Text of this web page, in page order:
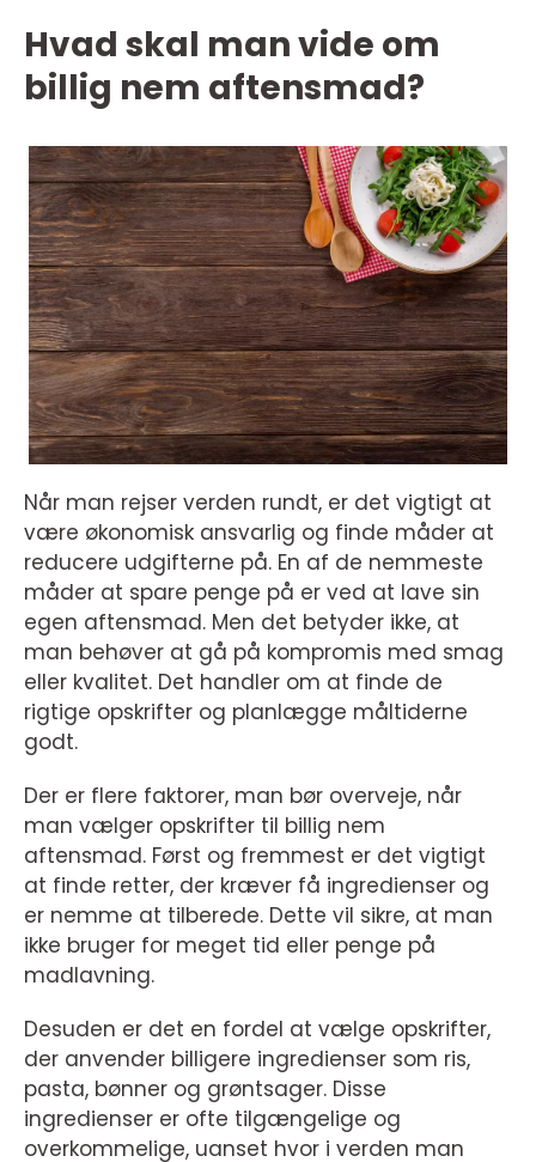
Hvad skal man vide om
billig nem aftensmad?
Når man rejser verden rundt, er det vigtigt at
være økonomisk ansvarlig og finde måder at
reducere udgifterne på. En af de nemmeste
måder at spare penge på er ved at lave sin
egen aftensmad. Men det betyder ikke, at
man behøver at gå på kompromis med smag
eller kvalitet. Det handler om at finde de
rigtige opskrifter og planlægge måltiderne
godt.
Der er flere faktorer, man bør overveje, når
man vælger opskrifter til billig nem
aftensmad. Først og fremmest er det vigtigt
at finde retter, der kræver få ingredienser og
er nemme at tilberede. Dette vil sikre, at man
ikke bruger for meget tid eller penge på
madlavning.
Desuden er det en fordel at vælge opskrifter,
der anvender billigere ingredienser som ris,
pasta, bønner og grøntsager. Disse
ingredienser er ofte tilgængelige og
overkommelige, uanset hvor i verden man